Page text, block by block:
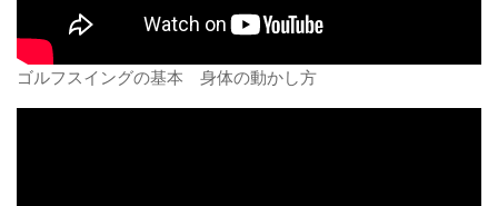
ゴルフスイングの基本 身体の動かし方